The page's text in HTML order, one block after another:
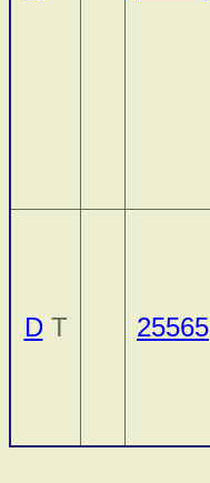
DT 25565